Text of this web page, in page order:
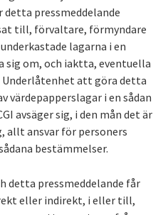
pressmeddelande
till, förvaltare, förmyndare
lagarna i en
sig om, och iaktta, eventuella
att göra detta
värdepapperslagar i en sådan
avsäger sig, i den mån det är
ansvar för personers
bestämmelser.
detta pressmeddelande får
eller indirekt, i eller till,